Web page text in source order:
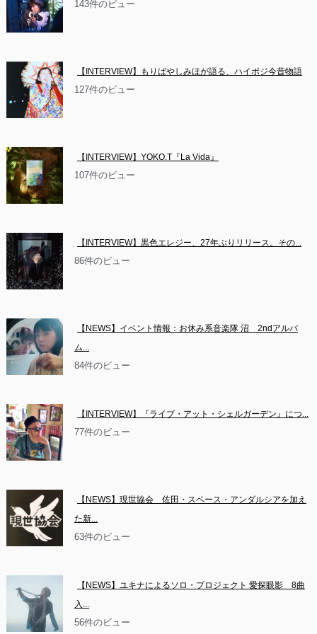
143件のビュー
【INTERVIEW】もりばやしみほが語る、ハイポジ今昔物語
127件のビュー
【INTERVIEW】YOKO.T『La Vida』
107件のビュー
【INTERVIEW】黒色エレジー、27年ぶりリリース。その...
86件のビュー
【NEWS】イベント情報：お休み系音楽隊 沼　2ndアルバ
ム...
84件のビュー
【INTERVIEW】『ライブ・アット・シェルガーデン』につ...
77件のビュー
【NEWS】現世協会　佐田・スペース・アンダルシアを加え
た新...
63件のビュー
【NEWS】ユキナによるソロ・プロジェクト 愛探眼影　8曲
入...
56件のビュー